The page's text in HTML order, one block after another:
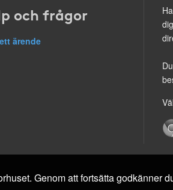
och frågor
ärende
Genom att fortsätta godkänner